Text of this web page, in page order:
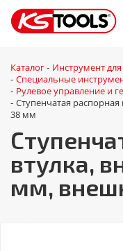
Каталог - Инструмент
- Специальные
- Рулевое управление и
- Ступенчатая
38 мм
втулка,
мм,